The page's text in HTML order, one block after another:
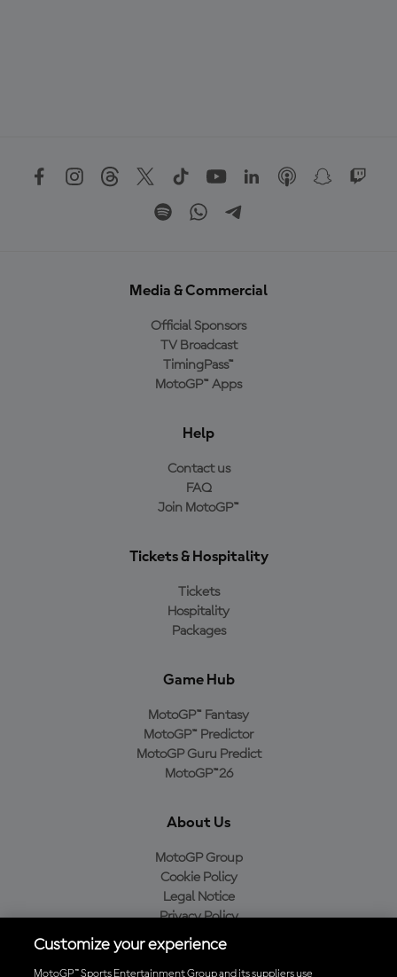
Media & Commercial
Official Sponsors
TV Broadcast
TimingPass™
MotoGP™ Apps
Help
Contact us
FAQ
Join MotoGP™
Tickets & Hospitality
Tickets
Hospitality
Packages
Game Hub
MotoGP™ Fantasy
MotoGP™ Predictor
MotoGP Guru Predict
MotoGP™26
About Us
MotoGP Group
Cookie Policy
Legal Notice
Privacy Policy
Purchase Policy
Customize your experience
MotoGP™ Sports Entertainment Group and its suppliers use